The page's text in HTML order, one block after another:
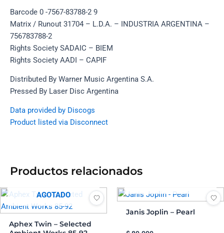
Barcode 0 -7567-83788-2 9
Matrix / Runout 31704 – L.D.A. – INDUSTRIA ARGENTINA –
756783788-2
Rights Society SADAIC – BIEM
Rights Society AADI – CAPIF
Distributed By Warner Music Argentina S.A.
Pressed By Laser Disc Argentina
Data provided by Discogs
Product listed via Disconnect
Productos relacionados
AGOTADO
Aphex Twin – Selected
Janis Joplin – Pearl